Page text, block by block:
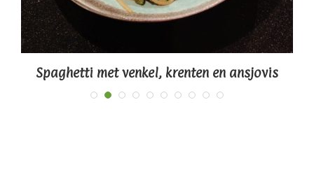
Spaghetti met venkel, krenten en ansjovis